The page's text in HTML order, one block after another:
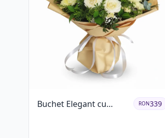
Buchet Elegant cu
RON339